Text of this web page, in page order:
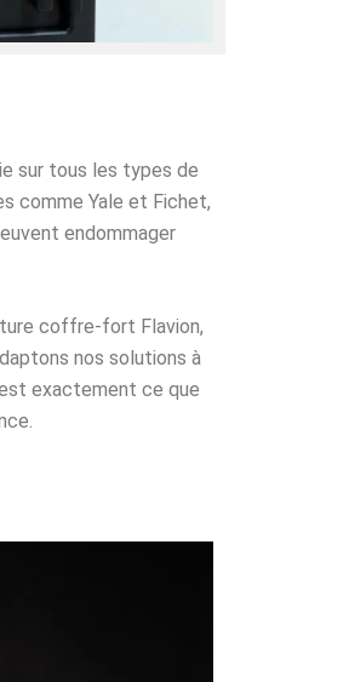
sur tous les types de
comme Yale et Fichet,
endommager
coffre-fort Flavion,
nos solutions à
exactement ce que